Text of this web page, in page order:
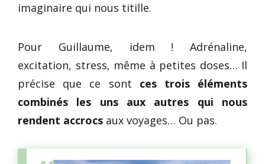
imaginaire qui nous titille.
Pour Guillaume, idem ! Adrénaline,
excitation, stress, même à petites doses… Il
précise que ce sont ces trois éléments
combinés les uns aux autres qui nous
rendent accrocs aux voyages… Ou pas.